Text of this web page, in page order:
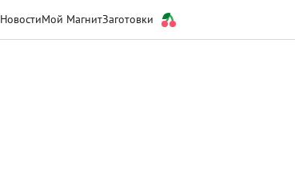
НовостиМой МагнитЗаготовки